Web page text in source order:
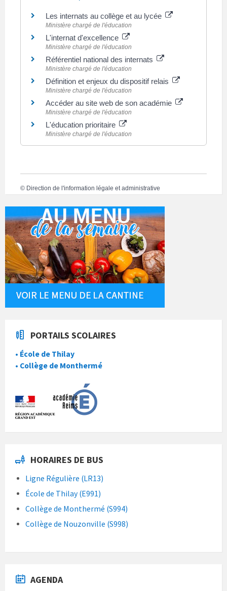
Les internats au collège et au lycée
Ministère chargé de l'éducation
L'internat d'excellence
Ministère chargé de l'éducation
Référentiel national des internats
Ministère chargé de l'éducation
Définition et enjeux du dispositif relais
Ministère chargé de l'éducation
Accéder au site web de son académie
Ministère chargé de l'éducation
L'éducation prioritaire
Ministère chargé de l'éducation
© Direction de l'information légale et administrative
PORTAILS SCOLAIRES
• École de Thilay
• Collège de Monthermé
HORAIRES DE BUS
Ligne Régulière (LR13)
École de Thilay (E991)
Collège de Monthermé (S994)
Collège de Nouzonville (S998)
AGENDA